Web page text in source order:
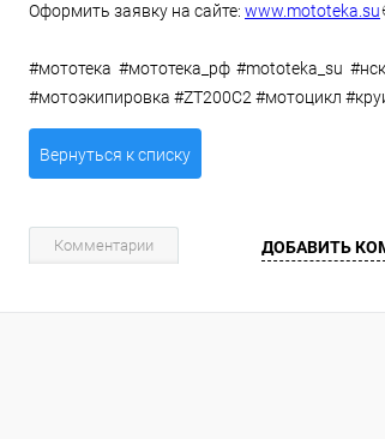
Оформить заявку на сайте: www.mototeka.su
#мототека #мототека_рф #mototeka_su
#мотоэкипировка #ZT200C2 #мотоцикл
Вернуться к списку
Комментарии ДОБАВИТЬ